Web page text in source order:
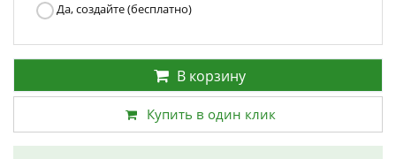
Да, создайте (бесплатно)
В корзину
Купить в один клик